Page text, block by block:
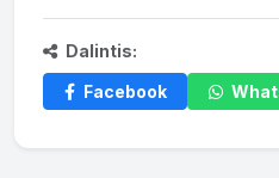
Dalintis:
Facebook